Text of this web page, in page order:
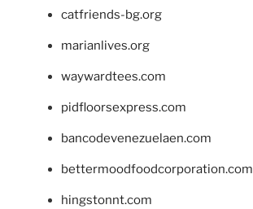
catfriends-bg.org
marianlives.org
waywardtees.com
pidfloorsexpress.com
bancodevenezuelaen.com
bettermoodfoodcorporation.com
hingstonnt.com